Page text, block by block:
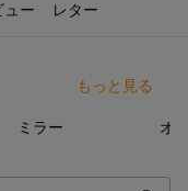
ュー レター
もっと見る
ミラー オ